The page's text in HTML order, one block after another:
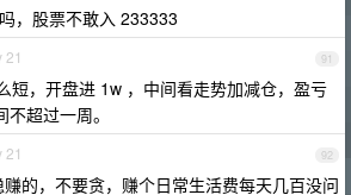
，股票不敢入 233333
91
21
短，开盘进 1w ，中间看走势加减仓，盈亏
超过一周。
92
21
的，不要贪，赚个日常生活费每天几百没问